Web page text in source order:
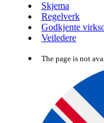
Skjema
Regelverk
Godkjente
Veiledere
The page is not